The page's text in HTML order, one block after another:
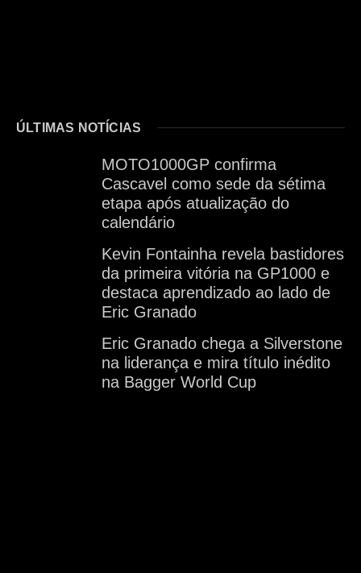
ÚLTIMAS NOTÍCIAS
MOTO1000GP confirma
Cascavel como sede da sétima
etapa após atualização do
calendário
Kevin Fontainha revela bastidores
da primeira vitória na GP1000 e
destaca aprendizado ao lado de
Eric Granado
Eric Granado chega a Silverstone
na liderança e mira título inédito
na Bagger World Cup